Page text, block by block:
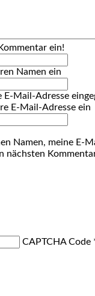
ein!
Namen ein
E-Mail-Adresse
E-Mail-Adresse ein
Namen, meine E-
nächsten
CAPTCHA Code